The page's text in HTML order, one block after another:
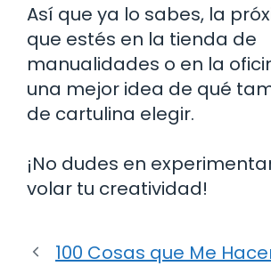
Así que ya lo sabes, la
que estés en la tienda de
manualidades o en la
una mejor idea de qué
de cartulina elegir.
¡No dudes en
volar tu creatividad!
100 Cosas que Me